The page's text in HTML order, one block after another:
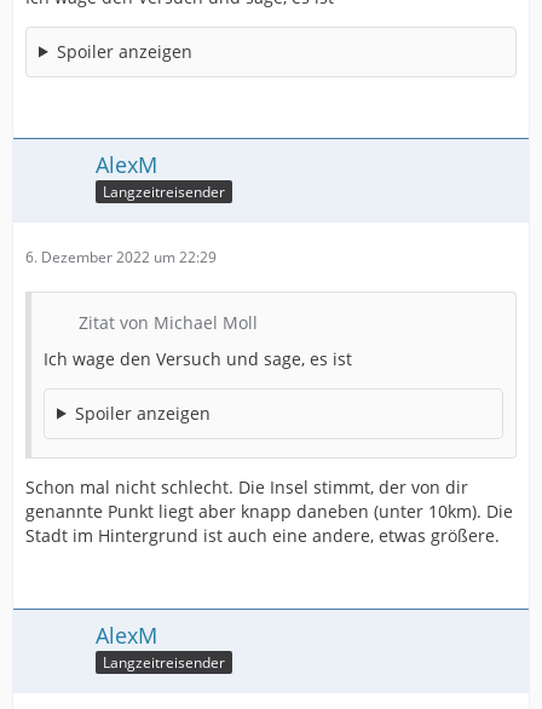
Spoiler anzeigen
AlexM
Langzeitreisender
6. Dezember 2022 um 22:29
Zitat von Michael Moll
Ich wage den Versuch und sage, es ist
Spoiler anzeigen
Schon mal nicht schlecht. Die Insel stimmt, der von dir
genannte Punkt liegt aber knapp daneben (unter 10km). Die
Stadt im Hintergrund ist auch eine andere, etwas größere.
AlexM
Langzeitreisender